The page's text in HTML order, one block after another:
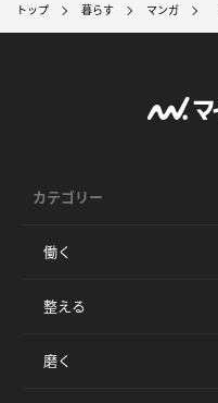
トップ 暮らす マンガ
カテゴリー
働く
整える
磨く